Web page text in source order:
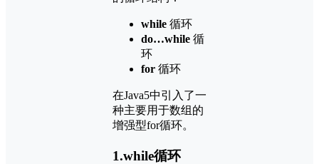
while 循环
do…while 循
环
for 循环
在Java5中引入了一
种主要用于数组的
增强型for循环。
1.while循环